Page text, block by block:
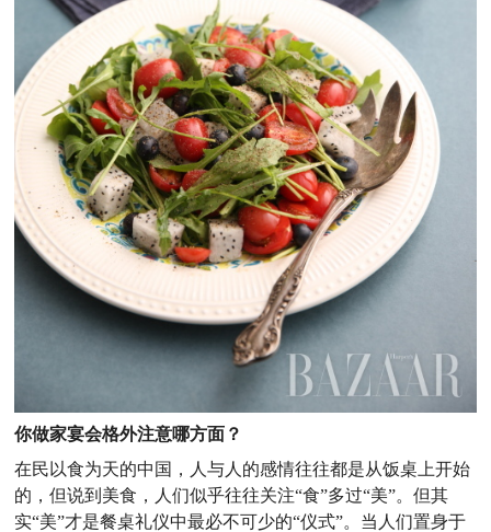
你做家宴会格外注意哪方面？
在民以食为天的中国，人与人的感情往往都是从饭桌上开始
的，但说到美食，人们似乎往往关注“食”多过“美”。但其
实“美”才是餐桌礼仪中最必不可少的“仪式”。当人们置身于